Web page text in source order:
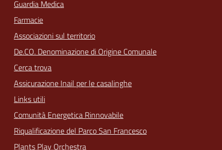
Guardia Medica
Farmacie
Associazioni sul territorio
De.CO. Denominazione di Origine Comunale
Cerca trova
Assicurazione Inail per le casalinghe
Links utili
Comunità Energetica Rinnovabile
Riqualificazione del Parco San Francesco
Plants Play Orchestra